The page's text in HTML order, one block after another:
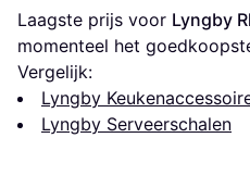
Laagste prijs voor Lyngby
momenteel het
Vergelijk:
Lyngby
Lyngby Serveerschalen